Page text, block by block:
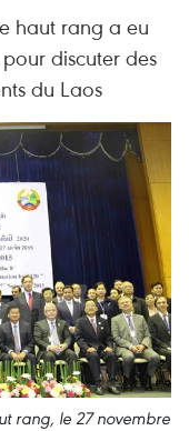
haut rang a eu
discuter des
du Laos
rang, le 27 novembre